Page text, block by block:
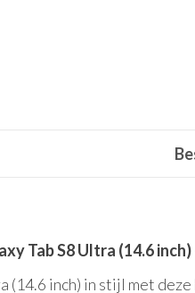
Tab S8 Ultra (14.6
(14.6 inch) in stijl met